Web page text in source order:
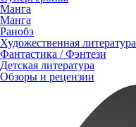
Манга
Манга
Ранобэ
Художественная литература
Фантастика / Фэнтези
Детская литература
Обзоры и рецензии